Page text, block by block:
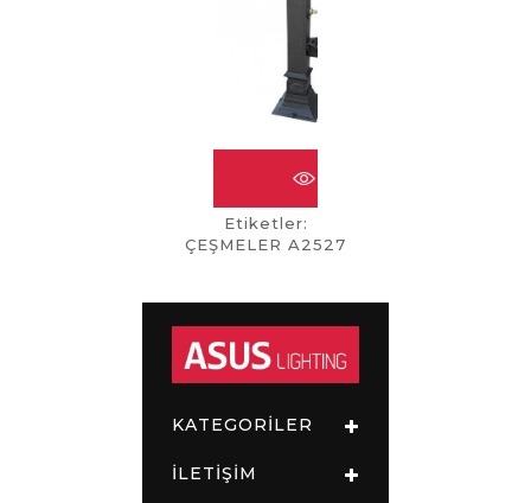
ÇEŞMELER A2526
Etiketler:
ÇEŞMELER A2527
KATEGORİLER
İLETİŞİM